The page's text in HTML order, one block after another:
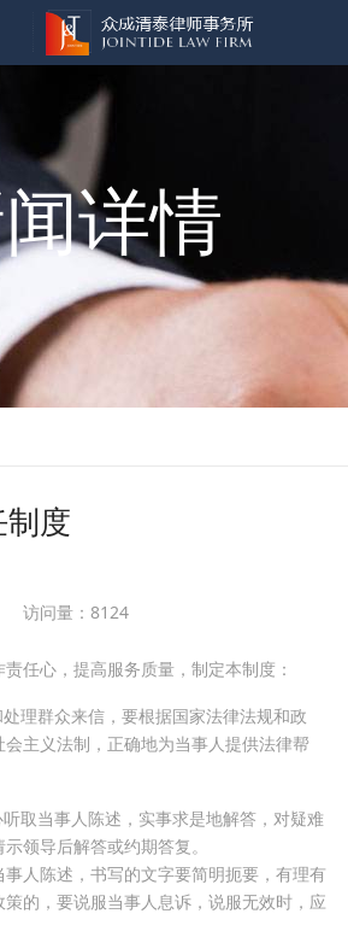
详情
度
访问量： 8124
任心，提高服务质量，制定本制度：
理群众来信，要根据国家法律法规和政
主义法制，正确地为当事人提供法律帮
取当事人陈述，实事求是地解答，对疑难
领导后解答或约期答复。
人陈述，书写的文字要简明扼要，有理有
的，要说服当事人息诉，说服无效时，应